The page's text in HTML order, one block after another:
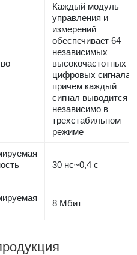
Каждый модуль
управления и
измерений
обеспечивает 64
независимых
высокочастотных
цифровых сигнала,
причем каждый
сигнал выводится
независимо в
трехстабильном
режиме
30 нс~0,4 с
8 Мбит